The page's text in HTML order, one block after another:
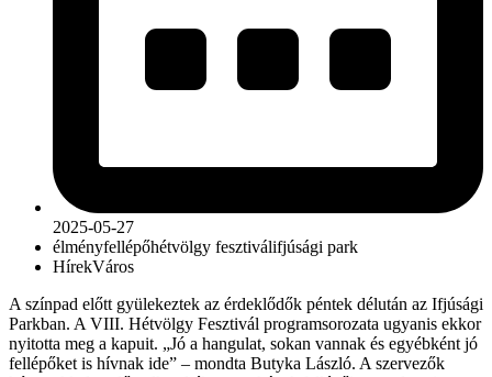
2025-05-27
élményfellépőhétvölgy fesztiválifjúsági park
HírekVáros
A színpad előtt gyülekeztek az érdeklődők péntek délután az Ifjúsági
Parkban. A VIII. Hétvölgy Fesztivál programsorozata ugyanis ekkor
nyitotta meg a kapuit. „Jó a hangulat, sokan vannak és egyébként jó
fellépőket is hívnak ide” – mondta Butyka László. A szervezők